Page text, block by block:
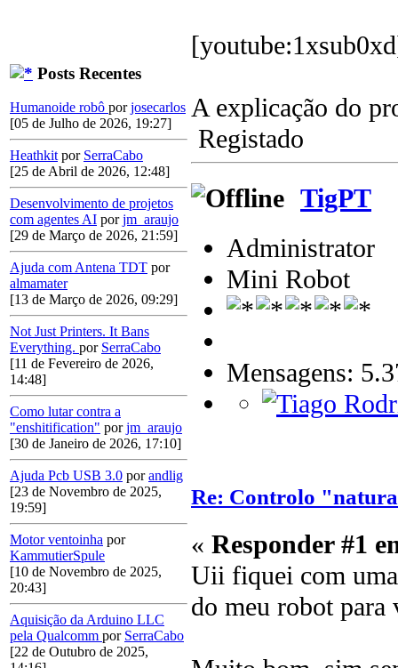
Posts Recentes
Humanoide robô porjosecarlos
[05 de Julho de 2026, 19:27]
Heathkit por SerraCabo
[25 de Abril de 2026, 12:48]
Desenvolvimento de projetos
com agentes AI porjm_araujo
[29 de Março de 2026, 21:59]
Ajuda com Antena TDT por
almamater
[13 de Março de 2026, 09:29]
Not Just Printers. It Bans
Everything. por SerraCabo
[11 de Fevereiro de 2026,
14:48]
Como lutar contra a
"enshitification" porjm_araujo
[30 de Janeiro de 2026, 17:10]
Ajuda Pcb USB 3.0 porandlig
[23 de Novembro de 2025,
19:59]
Motor ventoinha por
KammutierSpule
[10 de Novembro de 2025,
20:43]
Aquisição da Arduino LLC
pela Qualcomm por SerraCabo
[22 de Outubro de 2025,
A explicação do
Registado
TigPT
Administrator
Mini Robot
Mensagens:
Re: Controlo
« Responder #1
Uii fiquei com
do meu robot para